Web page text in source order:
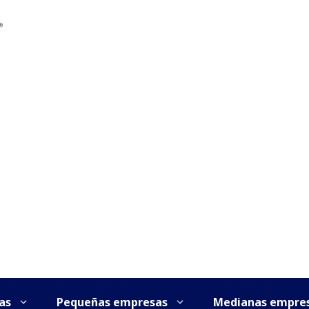
Pequeñas empresas Medianas